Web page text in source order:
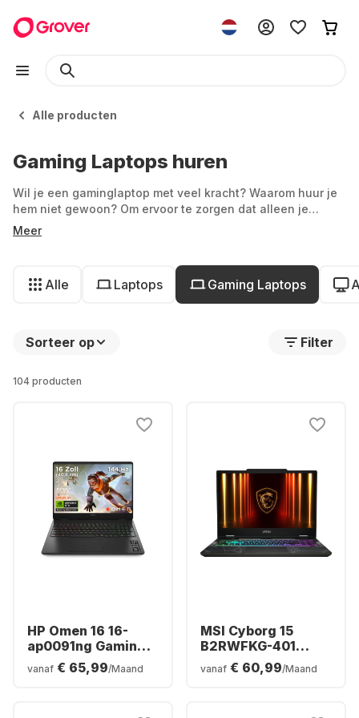
Alle producten
Gaming Laptops huren
Wil je een gaminglaptop met veel kracht? Waarom huur je
hem niet gewoon? Om ervoor te zorgen dat alleen je
tegenstanders vastlopen en niet je computer, heb je
krachtige hardware nodig - en die is vaak erg duur. Bij
onverslaanbare hardwareprestaties en onbeperkte
mobiliteit. Dompel jezelf onder in de wereld van gaming
met betaalbare maandelijkse termijnen.
Meer
Alle Laptops Gaming Laptops
Sorteer op Filter
104 producten
HP Omen 16 16-
ap0091ng Gaming
Laptop - AMD
Ryzen™ 9 8940HX -
vanaf € 65,99/Maand
MSI Cyborg 15
B2RWFKG-401
Gaming Laptop -
Intel® Core™ 7-
vanaf € 60,99/Maand